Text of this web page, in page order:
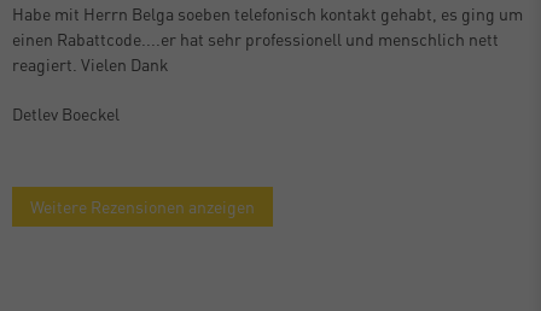
Habe mit Herrn Belga soeben telefonisch kontakt gehabt, es ging um
einen Rabattcode....er hat sehr professionell und menschlich nett
reagiert. Vielen Dank
Detlev Boeckel
Weitere Rezensionen anzeigen